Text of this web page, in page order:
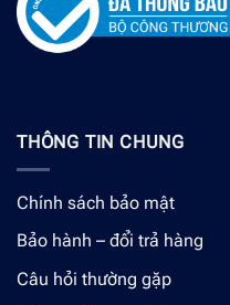
THÔNG TIN CHUNG
Chính sách bảo mật
Bảo hành – đổi trả hàng
Câu hỏi thường gặp